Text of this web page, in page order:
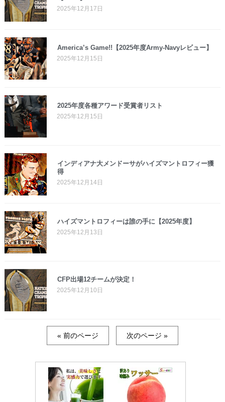
2025年12月17日
America’s Game!!【2025年度Army-Navyレビュー】
2025年12月15日
2025年度各種アワード受賞者リスト
2025年12月15日
インディアナ大メンドーサがハイズマントロフィー獲
得
2025年12月14日
ハイズマントロフィーは誰の手に【2025年度】
2025年12月13日
CFP出場12チームが決定！
2025年12月10日
« 前のページ 次のページ »